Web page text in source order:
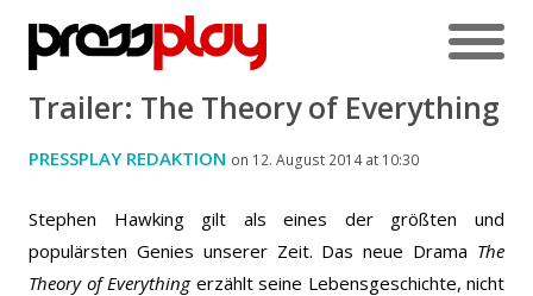
Trailer: The Theory of Everything
PRESSPLAY REDAKTION on 12. August 2014 at 10:30
Stephen Hawking gilt als eines der größten und
populärsten Genies unserer Zeit. Das neue Drama The
Theory of Everythingerzählt seine Lebensgeschichte, nicht